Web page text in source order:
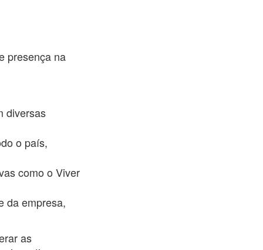
presença na
diversas
o país,
como o Viver
da empresa,
as